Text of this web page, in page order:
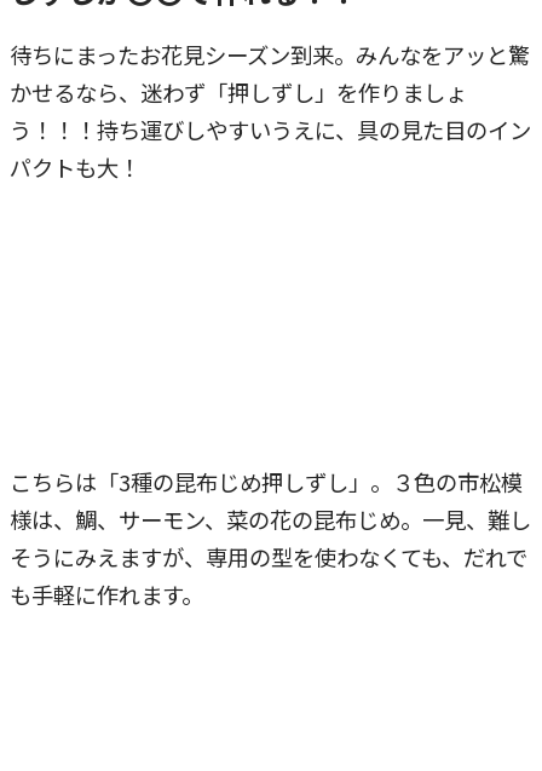
待ちにまったお花見シーズン到来。みんなをアッと驚
かせるなら、迷わず「押しずし」を作りましょ
う！！！持ち運びしやすいうえに、具の見た目のイン
パクトも大！
こちらは「3種の昆布じめ押しずし」。３色の市松模
様は、鯛、サーモン、菜の花の昆布じめ。一見、難し
そうにみえますが、専用の型を使わなくても、だれで
も手軽に作れます。